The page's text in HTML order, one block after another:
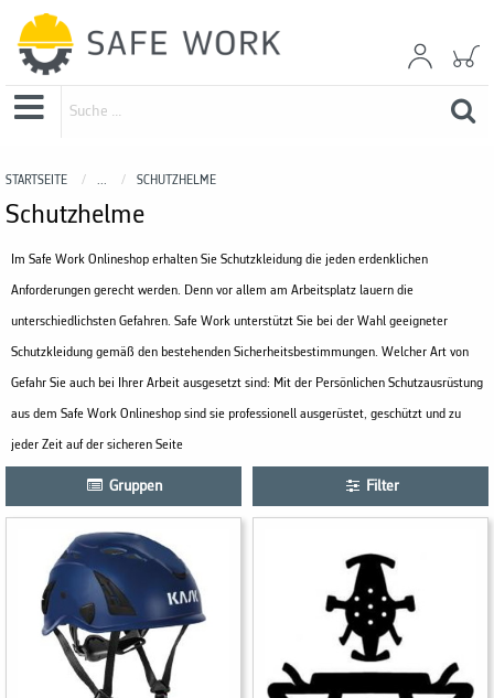
STARTSEITE ... SCHUTZHELME
Schutzhelme
Im Safe Work Onlineshop erhalten Sie Schutzkleidung die jeden erdenklichen
Anforderungen gerecht werden. Denn vor allem am Arbeitsplatz lauern die
unterschiedlichsten Gefahren. Safe Work unterstützt Sie bei der Wahl geeigneter
Schutzkleidung gemäß den bestehenden Sicherheitsbestimmungen. Welcher Art von
Gefahr Sie auch bei Ihrer Arbeit ausgesetzt sind: Mit der Persönlichen Schutzausrüstung
aus dem Safe Work Onlineshop sind sie professionell ausgerüstet, geschützt und zu
jeder Zeit auf der sicheren Seite
Gruppen Filter